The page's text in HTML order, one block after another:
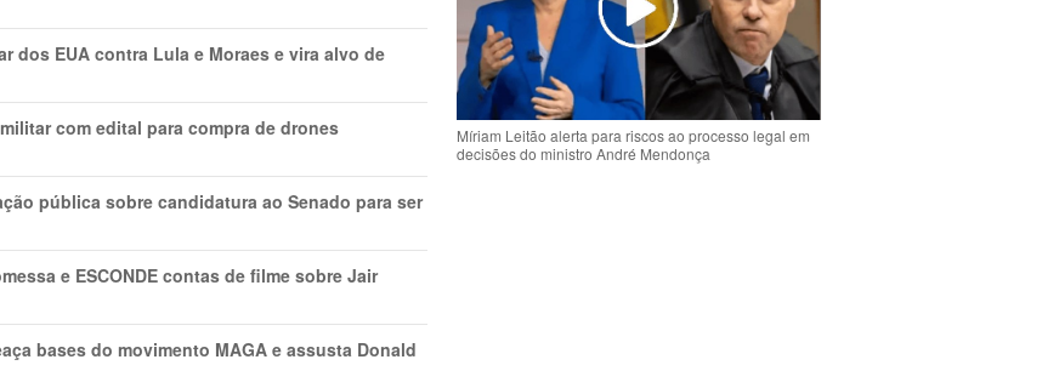
dos EUA contra Lula e Moraes e vira alvo de
com edital para compra de drones
pública sobre candidatura ao Senado para ser
e ESCONDE contas de filme sobre Jair
bases do movimento MAGA e assusta Donald
Míriam Leitão alerta para riscos ao processo legal em
decisões do ministro André Mendonça